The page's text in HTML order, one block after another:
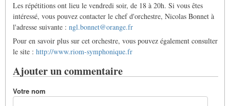
Les répétitions ont lieu le vendredi soir, de 18 à 20h. Si vous êtes
intéressé, vous pouvez contacter le chef d'orchestre, Nicolas Bonnet à
l'adresse suivante : ngl.bonnet@orange.fr
Pour en savoir plus sur cet orchestre, vous pouvez également consulter
le site : http://www.riom-symphonique.fr
Ajouter un commentaire
Votre nom